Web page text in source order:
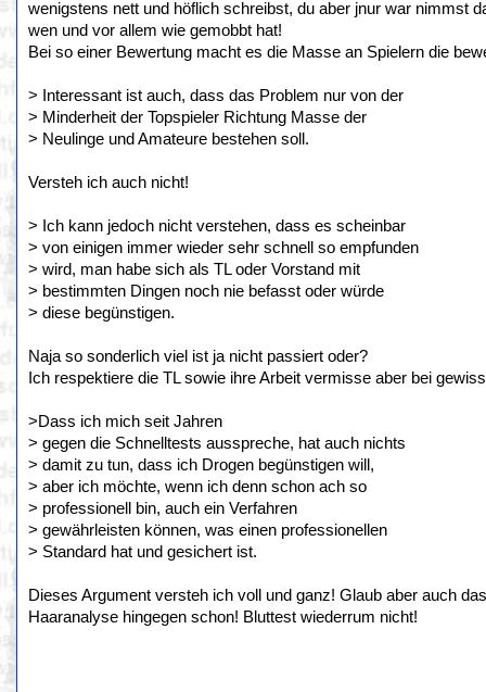
wenigstens nett und höflich schreibst, du aber jnur war nimmst
wen und vor allem wie gemobbt hat!
Bei so einer Bewertung macht es die Masse an Spielern die
> Interessant ist auch, dass das Problem nur von der
> Minderheit der Topspieler Richtung Masse der
> Neulinge und Amateure bestehen soll.
Versteh ich auch nicht!
> Ich kann jedoch nicht verstehen, dass es scheinbar
> von einigen immer wieder sehr schnell so empfunden
> wird, man habe sich als TL oder Vorstand mit
> bestimmten Dingen noch nie befasst oder würde
> diese begünstigen.
Naja so sonderlich viel ist ja nicht passiert oder?
Ich respektiere die TL sowie ihre Arbeit vermisse aber bei
>Dass ich mich seit Jahren
> gegen die Schnelltests ausspreche, hat auch nichts
> damit zu tun, dass ich Drogen begünstigen will,
> aber ich möchte, wenn ich denn schon ach so
> professionell bin, auch ein Verfahren
> gewährleisten können, was einen professionellen
> Standard hat und gesichert ist.
Dieses Argument versteh ich voll und ganz! Glaub aber auch
Haaranalyse hingegen schon! Bluttest wiederrum nicht!